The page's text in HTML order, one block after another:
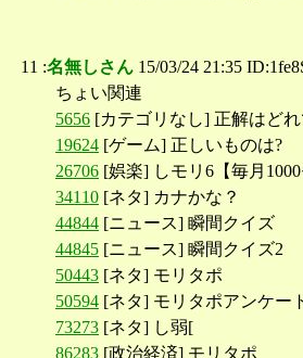
11 :名無しさん 15/03/24 21:35
ちょい関連
5656 [カテゴリなし] 正解はどれ
19624 [ゲーム] 正しいものは?
26706 [娯楽] しモリ6【毎月
34110 [ネタ] カナかな？
44844 [ニュース] 瞬間クイズ
44845 [ニュース] 瞬間クイズ2
50443 [ネタ] モリタポ
50594 [ネタ] モリタポアンケー
73273 [ネタ] し弱[
86283 [政治経済] モリタポ